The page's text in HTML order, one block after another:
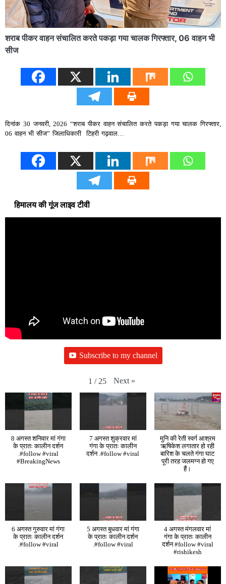
शराब पीकर वाहन संचालित करते पकड़ा गया चालक गिरफ्तार, 06 वाहन भी
सीज
दिनांक 30 जनवरी, 2026 “शराब पीकर वाहन संचालित करते पकड़ा गया चालक गिरफ्तार,
06 वाहन भी सीज” जिलाधिकारी टिहरी गढ़वाल…
हिमालय की गूंज लाइव टीवी
Subscribe to my channel
1 / 25 Next »
8 अगस्त शनिवार मां गंगा
के प्रातः कालीन दर्शन
.#follow #viral
#BreakingNews
7 अगस्त शुक्रवार मां
गंगा के प्रातः कालीन
दर्शन .#follow #viral
मुनि की रेती स्वर्ग आश्रम
ऋषिकेश लगातार हो रही
बारिश के चलते गंगा घाट
पूरी तरह जलमग्न हो गए
हैं।
6 अगस्त गुरुवार मां गंगा
के प्रातः कालीन दर्शन
.#follow #viral
5 अगस्त बुधवार मां गंगा
के प्रातः कालीन दर्शन
.#follow #viral
4 अगस्त मंगलवार मां
गंगा के प्रातः कालीन
दर्शन #follow #viral
#rishikesh